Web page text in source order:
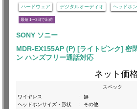
ハードウェア デジタルオーディオ ヘッドホ
最短 1〜3日で出荷
SONY ソニー
MDR-EX155AP (P) [ライトピンク] 密
ン ハンズフリー通話対応
ネット価格
スペック
ワイヤレス
:
無
ヘッドホンサイズ・形状
:
その他